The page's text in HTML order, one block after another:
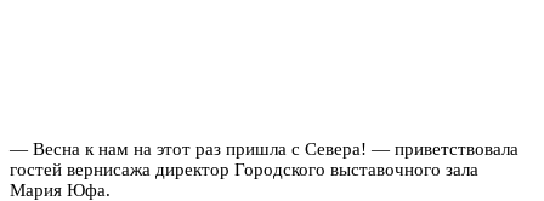
— Весна к нам на этот раз пришла с Севера! — приветствовала
гостей вернисажа директор Городского выставочного зала
Мария Юфа.